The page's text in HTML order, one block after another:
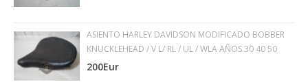
ASIENTO HARLEY DAVIDSON MODIFICADO BOBBER
KNUCKLEHEAD / V L/ RL / UL / WLA AÑOS 30 40 50
200Eur